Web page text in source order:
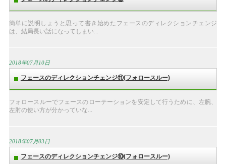
簡単に説明しょうと思って書き始めたフェースのディレクションチェンジ
は、結局長い話になってしまい...
2018年07月10日
フェースのディレクションチェンジ⑪(フォロースルー)
フォロースルーでフェースのローテーションを安定して行うために、左腕、
左肘の使い方が分かっていな...
2018年07月03日
フェースのディレクションチェンジ⑩(フォロースルー)